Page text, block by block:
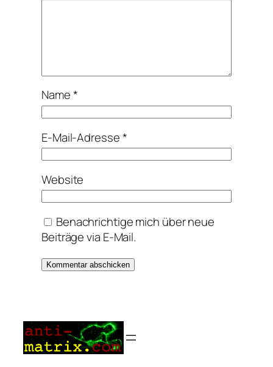
Name*
E-Mail-Adresse*
Website
Benachrichtige mich über neue
Beiträge via E-Mail.